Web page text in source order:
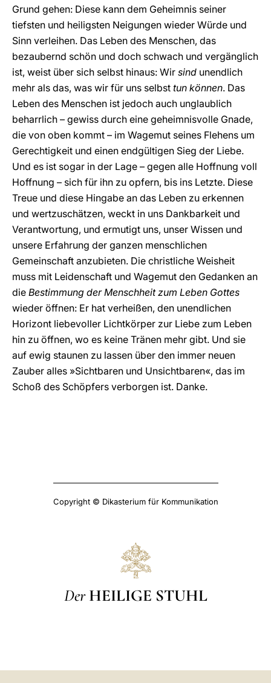
Grund gehen: Diese kann dem Geheimnis seiner
tiefsten und heiligsten Neigungen wieder Würde und
Sinn verleihen. Das Leben des Menschen, das
bezaubernd schön und doch schwach und vergänglich
ist, weist über sich selbst hinaus: Wir sind unendlich
mehr als das, was wir für uns selbst tun können. Das
Leben des Menschen ist jedoch auch unglaublich
beharrlich – gewiss durch eine geheimnisvolle Gnade,
die von oben kommt – im Wagemut seines Flehens um
Gerechtigkeit und einen endgültigen Sieg der Liebe.
Und es ist sogar in der Lage – gegen alle Hoffnung voll
Hoffnung – sich für ihn zu opfern, bis ins Letzte. Diese
Treue und diese Hingabe an das Leben zu erkennen
und wertzuschätzen, weckt in uns Dankbarkeit und
Verantwortung, und ermutigt uns, unser Wissen und
unsere Erfahrung der ganzen menschlichen
Gemeinschaft anzubieten. Die christliche Weisheit
muss mit Leidenschaft und Wagemut den Gedanken an
die Bestimmung der Menschheit zum Leben Gottes
wieder öffnen: Er hat verheißen, den unendlichen
Horizont liebevoller Lichtkörper zur Liebe zum Leben
hin zu öffnen, wo es keine Tränen mehr gibt. Und sie
auf ewig staunen zu lassen über den immer neuen
Zauber alles »Sichtbaren und Unsichtbaren«, das im
Schoß des Schöpfers verborgen ist. Danke.
Copyright © Dikasterium für Kommunikation
Der HEILIGE STUHL